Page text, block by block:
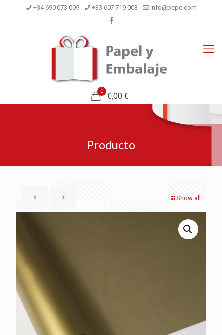
+34 690 073 009 +33 607 719 003 info@pcpc.com
0
0,00 €
Producto
Show all